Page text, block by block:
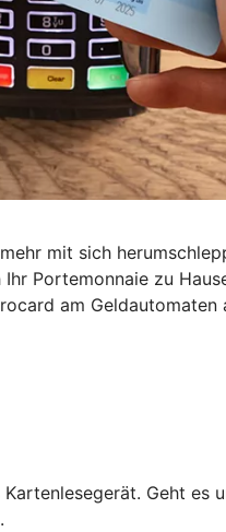
mit sich
Portemonnaie zu
am Geldautomaten
Geht es